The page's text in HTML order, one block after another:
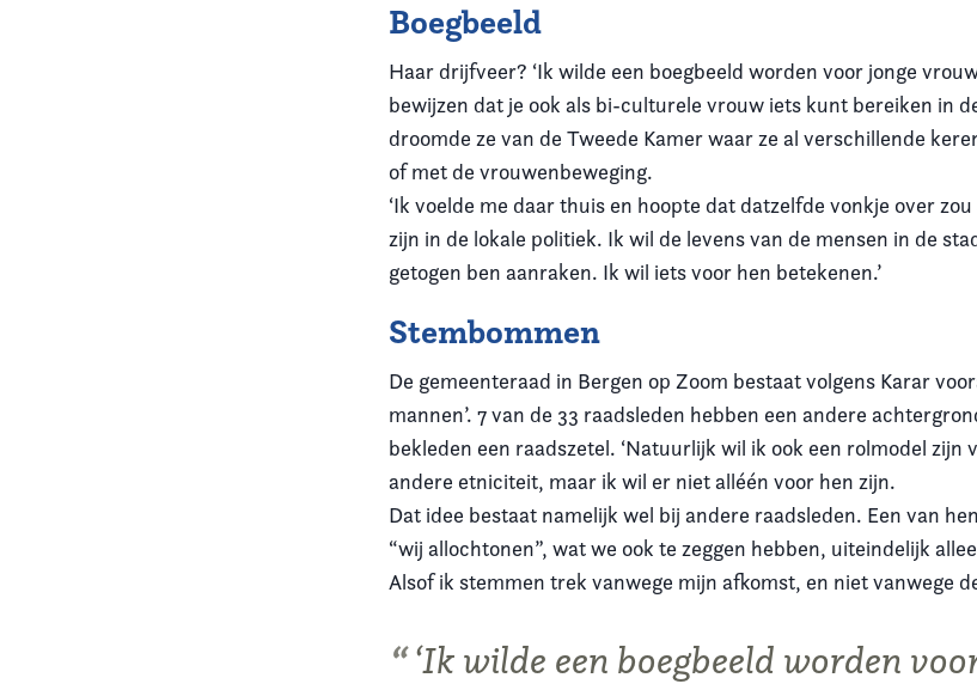
Boegbeeld
Haar drijfveer? ‘Ik wilde een boegbeeld worden voor jonge
bewijzen dat je ook als bi-culturele vrouw iets kunt bereiken in
droomde ze van de Tweede Kamer waar ze al verschillende
of met de vrouwenbeweging.
‘Ik voelde me daar thuis en hoopte dat datzelfde vonkje over
zijn in de lokale politiek. Ik wil de levens van de mensen in de
getogen ben aanraken. Ik wil iets voor hen betekenen.’
Stembommen
De gemeenteraad in Bergen op Zoom bestaat volgens Karar
mannen’. 7 van de 33 raadsleden hebben een andere
bekleden een raadszetel. ‘Natuurlijk wil ik ook een rolmodel zijn
andere etniciteit, maar ik wil er niet alléén voor hen zijn.
Dat idee bestaat namelijk wel bij andere raadsleden. Een van
“wij allochtonen”, wat we ook te zeggen hebben, uiteindelijk
Alsof ik stemmen trek vanwege mijn afkomst, en niet vanwege
‘Ik wilde een boegbeeld worden